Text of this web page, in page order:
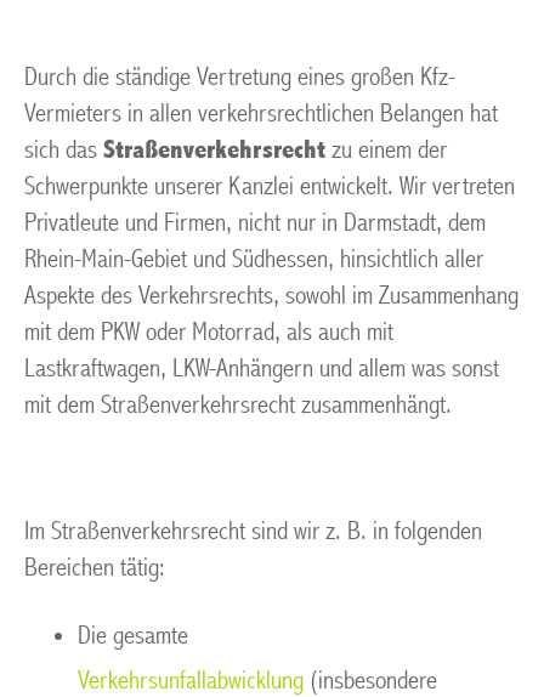
Durch die ständige Vertretung eines großen Kfz-
Vermieters in allen verkehrsrechtlichen Belangen hat
sich das Straßenverkehrsrecht zu einem der
Schwerpunkte unserer Kanzlei entwickelt. Wir vertreten
Privatleute und Firmen, nicht nur in Darmstadt, dem
Rhein-Main-Gebiet und Südhessen, hinsichtlich aller
Aspekte des Verkehrsrechts, sowohl im Zusammenhang
mit dem PKW oder Motorrad, als auch mit
Lastkraftwagen, LKW-Anhängern und allem was sonst
mit dem Straßenverkehrsrecht zusammenhängt.
Im Straßenverkehrsrecht sind wir z. B. in folgenden
Bereichen tätig:
Die gesamte
Verkehrsunfallabwicklung (insbesondere